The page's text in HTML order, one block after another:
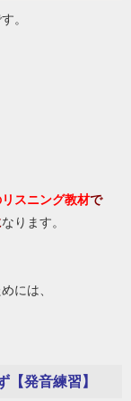
。
スニング教材で
なります。
には、
発音練習】